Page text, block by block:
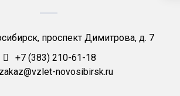
проспект Димитрова, д. 7
+7 (383) 210-61-18
zakaz@vzlet-novosibirsk.ru